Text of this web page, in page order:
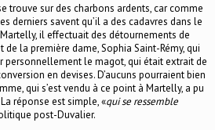
trouve sur des charbons ardents, car comme
derniers savent qu’il a des cadavres dans le
il effectuait des détournements de
la première dame, Sophia Saint-Rémy, qui
personnellement le magot, qui était extrait de
en devises. D’aucuns pourraient bien
qui s’est vendu à ce point à Martelly, a pu
réponse est simple, «qui se ressemble
post-Duvalier.